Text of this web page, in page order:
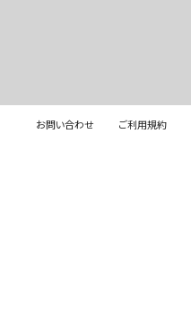
お問い合わせ ご利用規約